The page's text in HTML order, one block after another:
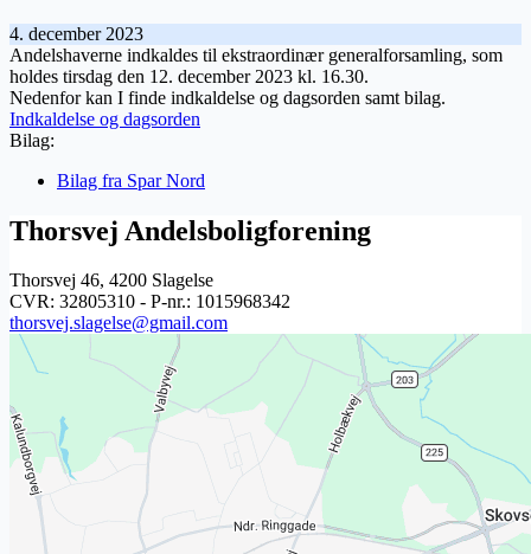
4. december 2023
Andelshaverne indkaldes til ekstraordinær generalforsamling, som
holdes tirsdag den 12. december 2023 kl. 16.30.
Nedenfor kan I finde indkaldelse og dagsorden samt bilag.
Indkaldelse og dagsorden
Bilag:
Bilag fra Spar Nord
Thorsvej Andelsboligforening
Thorsvej 46, 4200 Slagelse
CVR: 32805310 - P-nr.: 1015968342
thorsvej.slagelse@gmail.com